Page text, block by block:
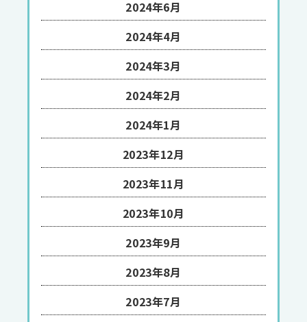
2024年6月
2024年4月
2024年3月
2024年2月
2024年1月
2023年12月
2023年11月
2023年10月
2023年9月
2023年8月
2023年7月